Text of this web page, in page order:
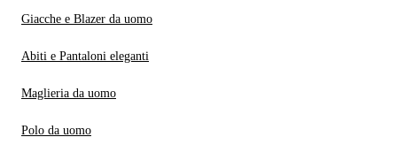
Giacche e Blazer da uomo
Abiti e Pantaloni eleganti
Maglieria da uomo
Polo da uomo